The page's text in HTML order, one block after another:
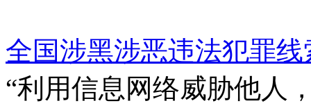
全国涉黑涉恶违法犯罪线
“利用信息网络威胁他人